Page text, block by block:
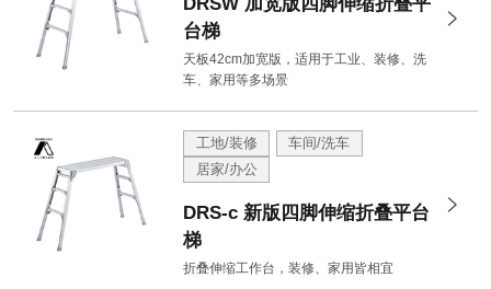
台梯
天板42cm加宽版，适用于工业、装修、洗
车、家用等多场景
工地/装修
车间/洗车
居家/办公
DRS-c 新版四脚伸缩折叠平台
梯
折叠伸缩工作台，装修、家用皆相宜